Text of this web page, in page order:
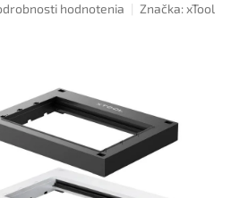
hodnotenia Značka:xTool